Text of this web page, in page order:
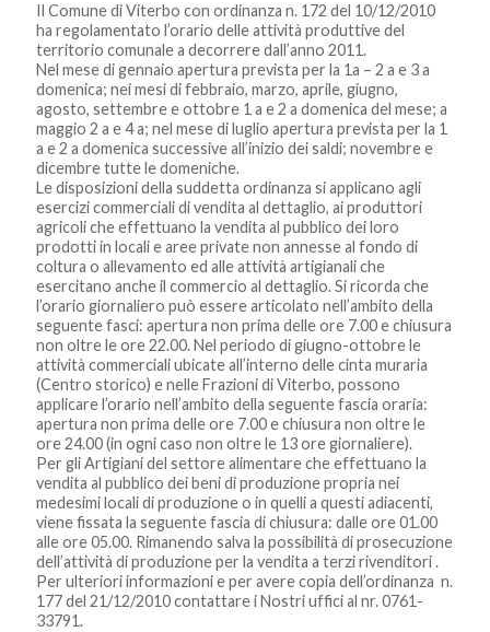
Il Comune di Viterbo con ordinanza n. 172 del 10/12/2010
ha regolamentato l’orario delle attività produttive del
territorio comunale a decorrere dall’anno 2011.
Nel mese di gennaio apertura prevista per la 1a – 2 a e 3 a
domenica; nei mesi di febbraio, marzo, aprile, giugno,
agosto, settembre e ottobre 1 a e 2 a domenica del mese; a
maggio 2 a e 4 a; nel mese di luglio apertura prevista per la 1
a e 2 a domenica successive all’inizio dei saldi; novembre e
dicembre tutte le domeniche.
Le disposizioni della suddetta ordinanza si applicano agli
esercizi commerciali di vendita al dettaglio, ai produttori
agricoli che effettuano la vendita al pubblico dei loro
prodotti in locali e aree private non annesse al fondo di
coltura o allevamento ed alle attività artigianali che
esercitano anche il commercio al dettaglio. Si ricorda che
l’orario giornaliero può essere articolato nell’ambito della
seguente fasci: apertura non prima delle ore 7.00 e chiusura
non oltre le ore 22.00. Nel periodo di giugno-ottobre le
attività commerciali ubicate all’interno delle cinta muraria
(Centro storico) e nelle Frazioni di Viterbo, possono
applicare l’orario nell’ambito della seguente fascia oraria:
apertura non prima delle ore 7.00 e chiusura non oltre le
ore 24.00 (in ogni caso non oltre le 13 ore giornaliere).
Per gli Artigiani del settore alimentare che effettuano la
vendita al pubblico dei beni di produzione propria nei
medesimi locali di produzione o in quelli a questi adiacenti,
viene fissata la seguente fascia di chiusura: dalle ore 01.00
alle ore 05.00. Rimanendo salva la possibilità di prosecuzione
dell’attività di produzione per la vendita a terzi rivenditori .
Per ulteriori informazioni e per avere copia dell’ordinanza n.
177 del 21/12/2010 contattare i Nostri uffici al nr. 0761-
33791.